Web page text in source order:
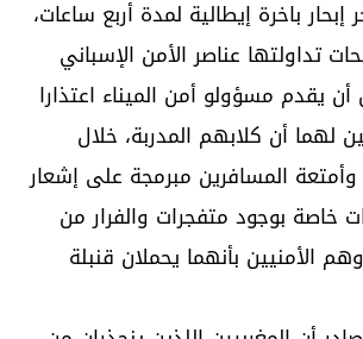
إبحار باخرة إيطالية لمدة أربع ساعات،
تداولتها عناصر الأمن الإسباني
يقدم مسؤولو أمن الميناء اعتذارا
لهما أن كلابهم المدربة، خلال
المسافرين مبرمجة على إشعار
خاصة بوجود متفجرات والفرار من
الأمنيين بأنهما يحملان قنبلة